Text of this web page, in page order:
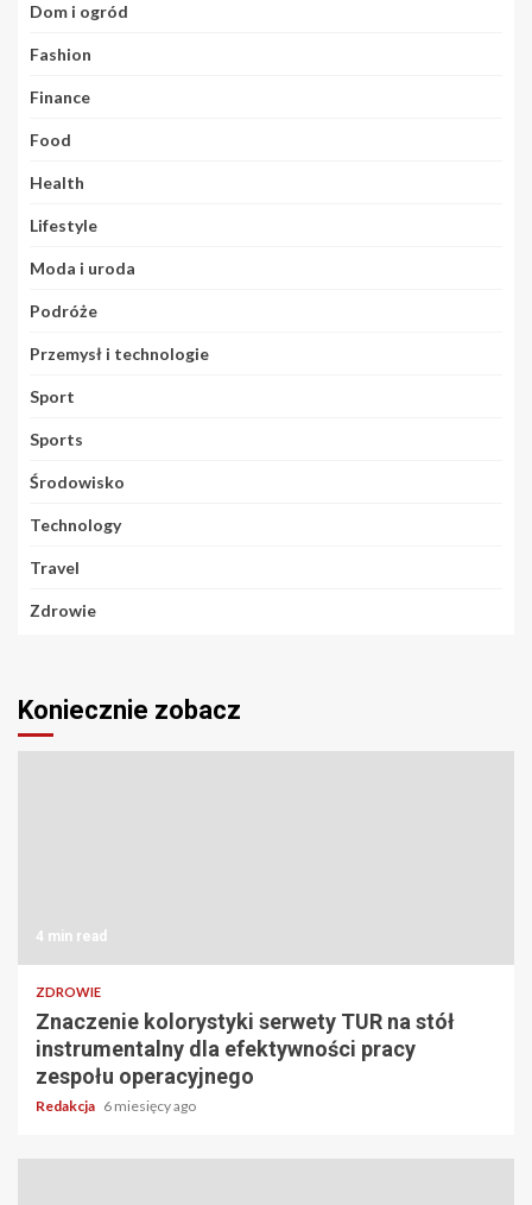
Dom i ogród
Fashion
Finance
Food
Health
Lifestyle
Moda i uroda
Podróże
Przemysł i technologie
Sport
Sports
Środowisko
Technology
Travel
Zdrowie
Koniecznie zobacz
4 min read
ZDROWIE
Znaczenie kolorystyki serwety TUR na stół
instrumentalny dla efektywności pracy
zespołu operacyjnego
Redakcja 6 miesięcy ago